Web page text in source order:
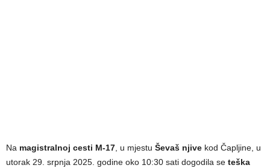
Na magistralnoj cesti M-17, u mjestu Ševaš njive kod Čapljine, u
utorak 29. srpnja 2025. godine oko 10:30 sati dogodila se teška